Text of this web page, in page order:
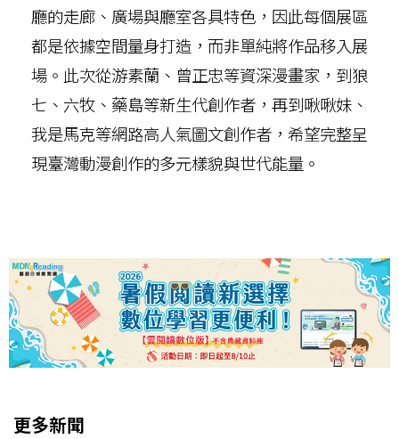
廳的走廊、廣場與廳室各具特色，因此每個展區
都是依據空間量身打造，而非單純將作品移入展
場。此次從游素蘭、曾正忠等資深漫畫家，到狼
七、六牧、藥島等新生代創作者，再到啾啾妹、
我是馬克等網路高人氣圖文創作者，希望完整呈
現臺灣動漫創作的多元樣貌與世代能量。
更多新聞